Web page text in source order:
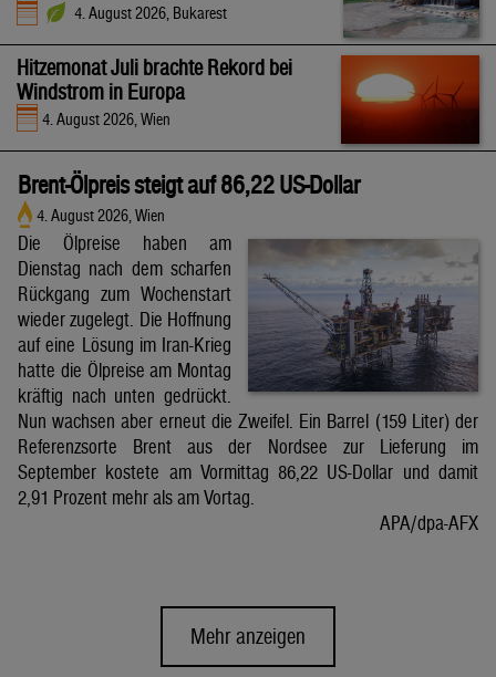
4. August 2026, Bukarest
Hitzemonat Juli brachte Rekord bei
Windstrom in Europa
4. August 2026, Wien
Brent-Ölpreis steigt auf 86,22 US-Dollar
4. August 2026, Wien
Die Ölpreise haben am
Dienstag nach dem scharfen
Rückgang zum Wochenstart
wieder zugelegt. Die Hoffnung
auf eine Lösung im Iran-Krieg
hatte die Ölpreise am Montag
kräftig nach unten gedrückt.
Nun wachsen aber erneut die Zweifel. Ein Barrel (159 Liter) der
Referenzsorte Brent aus der Nordsee zur Lieferung im
September kostete am Vormittag 86,22 US-Dollar und damit
2,91 Prozent mehr als am Vortag.
APA/dpa-AFX
Mehr anzeigen